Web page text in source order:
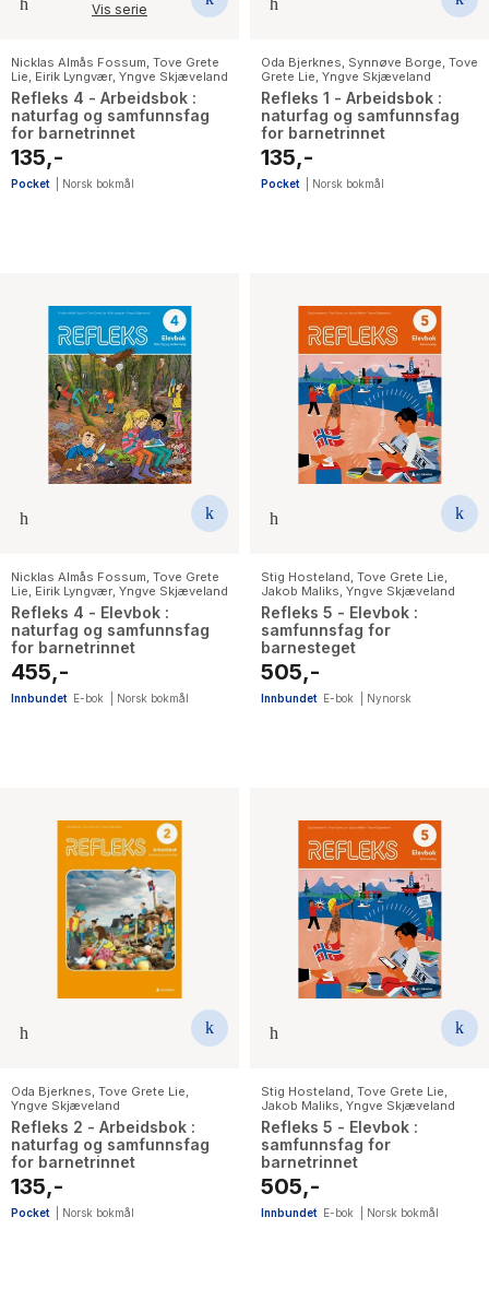
Vis serie
Nicklas Almås Fossum, Tove Grete
Lie, Eirik Lyngvær, Yngve Skjæveland
Refleks 4 - Arbeidsbok :
naturfag og samfunnsfag
for barnetrinnet
135,-
Pocket Norsk bokmål
Oda Bjerknes, Synnøve Borge, Tove
Grete Lie, Yngve Skjæveland
Refleks 1 - Arbeidsbok :
naturfag og samfunnsfag
for barnetrinnet
135,-
Pocket Norsk bokmål
Nicklas Almås Fossum, Tove Grete
Lie, Eirik Lyngvær, Yngve Skjæveland
Refleks 4 - Elevbok :
naturfag og samfunnsfag
for barnetrinnet
455,-
Innbundet E-bok Norsk bokmål
Stig Hosteland, Tove Grete Lie,
Jakob Maliks, Yngve Skjæveland
Refleks 5 - Elevbok :
samfunnsfag for
barnesteget
505,-
Innbundet E-bok Nynorsk
Oda Bjerknes Tove Grete Lie
Yngve Skjæveland
Refleks 2 - Arbeidsbok :
naturfag og samfunnsfag
for barnetrinnet
135,-
Pocket Norsk bokmål
Stig Hosteland Tove Grete Lie
Jakob Maliks Yngve Skjæveland
Refleks 5 - Elevbok :
samfunnsfag for
barnetrinnet
505,-
Innbundet E-bok Norsk bokmål